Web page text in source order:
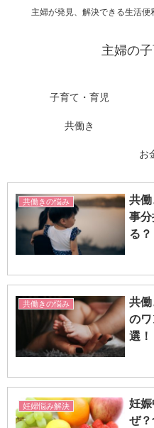
主婦が発見、解決できる生活
主婦の
子育て・育児
共働き
お
共働きの悩み
共
事
る？
共働きの悩み
共
の
選！
妊婦悩み解決
妊
ぜ